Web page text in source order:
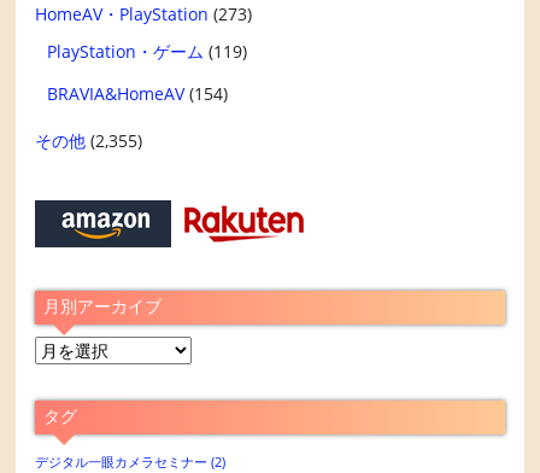
HomeAV・PlayStation (273)
PlayStation・ゲーム (119)
BRAVIA&HomeAV(154)
その他 (2,355)
月別アーカイブ
月
ア
ー
カ
タグ
デジタル一眼カメラセミナー (2)